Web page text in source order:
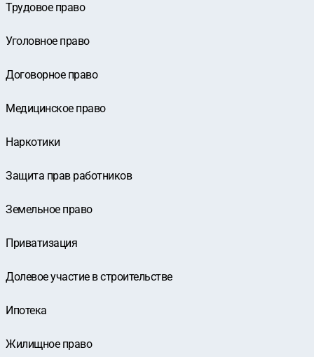
Трудовое право
Уголовное право
Договорное право
Медицинское право
Наркотики
Защита прав работников
Земельное право
Приватизация
Долевое участие в строительстве
Ипотека
Жилищное право